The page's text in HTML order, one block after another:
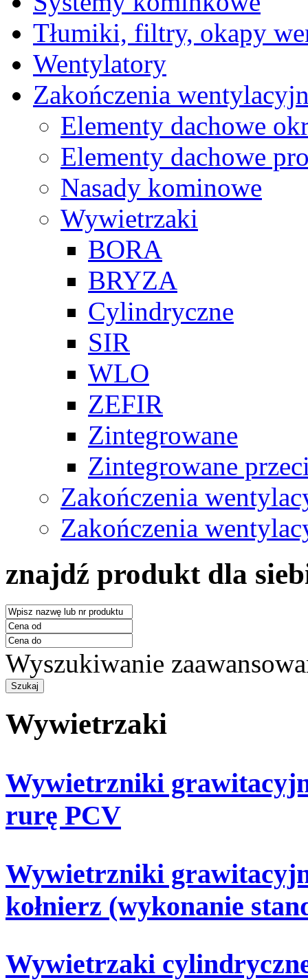
Tłumiki, filtry, okapy
Wentylatory
Zakończenia
Elementy dachowe
Elementy dachowe
Nasady kominowe
Wywietrzaki
BORA
BRYZA
Cylindryczne
SIR
WLO
ZEFIR
Zintegrowane
Zintegrowane
Zakończenia
Zakończenia
znajdź produkt dla
Wyszukiwanie
Wywietrzaki
Wywietrzniki
rurę PCV
Wywietrzniki
kołnierz (wykonanie
Wywietrzaki